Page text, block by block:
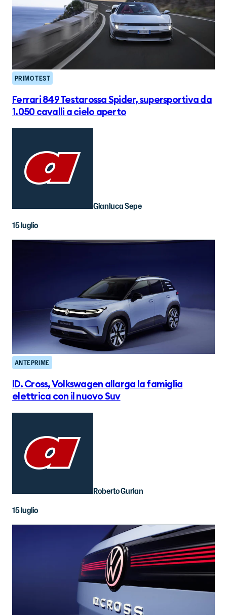
PRIMO TEST
Ferrari 849 Testarossa Spider, supersportiva da
1.050 cavalli a cielo aperto
Gianluca Sepe
15 luglio
ANTEPRIME
ID. Cross, Volkswagen allarga la famiglia
elettrica con il nuovo Suv
Roberto Gurian
15 luglio